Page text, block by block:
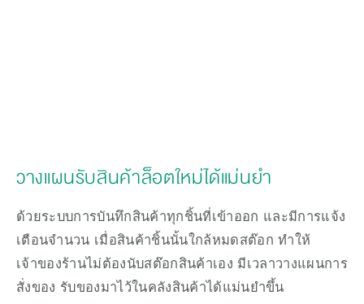
วางแผนรับสินค้าล็อตใหม่ได้แม่นยำ
ด้วยระบบการบันทึกสินค้าทุกชิ้นที่เข้าออก และมีการแจ้ง
เตือนจำนวน เมื่อสินค้าชิ้นนั้นใกล้หมดสต๊อก ทำให้
เจ้าของร้านไม่ต้องนับสต๊อกสินค้าเอง มีเวลาวางแผนการ
สั่งของ รับของมาไว้ในคลังสินค้าได้แม่นยำขึ้น